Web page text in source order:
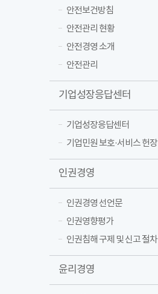
안전보건방침
안전관리 현황
안전경영 소개
안전관리
기업성장응답센터
기업성장응답센터
기업민원 보호·서비스 헌장
인권경영
인권경영 선언문
인권영향평가
인권침해 구제 및 신고 절차
윤리경영